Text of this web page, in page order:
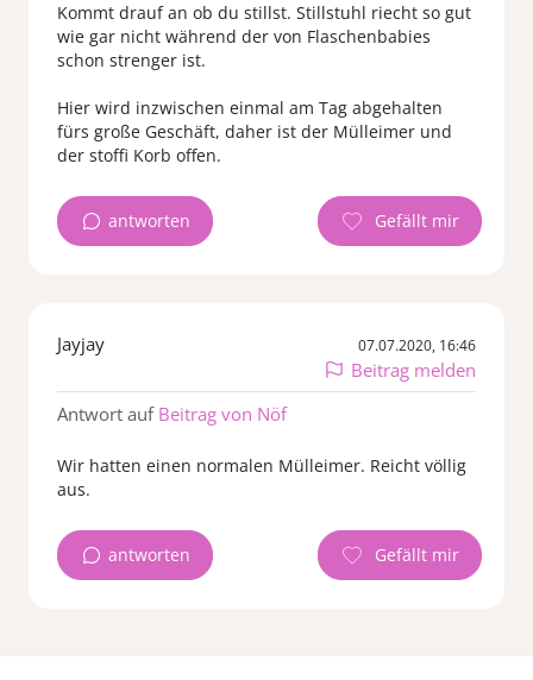
Kommt drauf an ob du stillst. Stillstuhl riecht so gut
wie gar nicht während der von Flaschenbabies
schon strenger ist.
Hier wird inzwischen einmal am Tag abgehalten
fürs große Geschäft, daher ist der Mülleimer und
der stoffi Korb offen.
antworten
Jayjay 07.07.2020, 16:46
Beitrag melden
Antwort auf Beitrag von Nöf
Wir hatten einen normalen Mülleimer. Reicht völlig
aus.
antworten